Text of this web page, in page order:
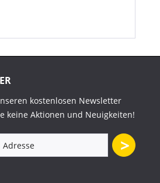
kostenlosen Newsletter
keine Aktionen und Neuigkeiten!
>